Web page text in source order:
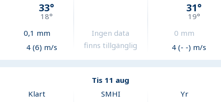
33°
18°
0,1 mm
4 (6) m/s
Ingen data
finns tillgänglig
31°
19°
0 mm
4 (- -) m/s
Tis 11 aug
Klart
SMHI Yr